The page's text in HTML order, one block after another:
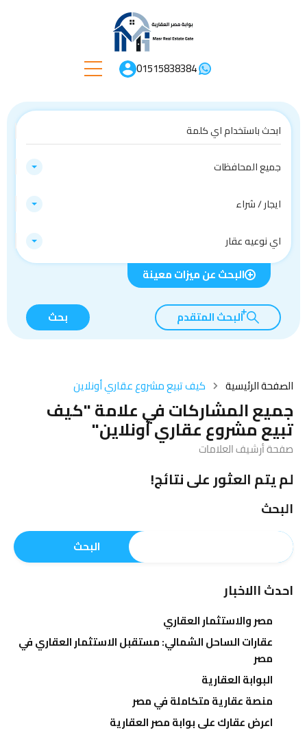
01515838384
جميع المحافظات
ايجار / شراء
اي نوعيه عقار
البحث عن ميزات معينة
البحث المتقدم بحث
الصفحة الرئيسية كيف تبيع مشروع عقاري أونلاين
جميع المشاركات في علامة "كيف
تبيع مشروع عقاري أونلاين"
صفحة أرشيف العلامات
لم يتم العثور على نتائج!
البحث
البحث
احدث االاخبار
مصر والاستثمار العقاري
عقارات الساحل الشمالي: مستقبل الاستثمار العقاري في
مصر
البوابة العقارية
منصة عقارية متكاملة في مصر
اعرض عقارك على بوابة مصر العقارية